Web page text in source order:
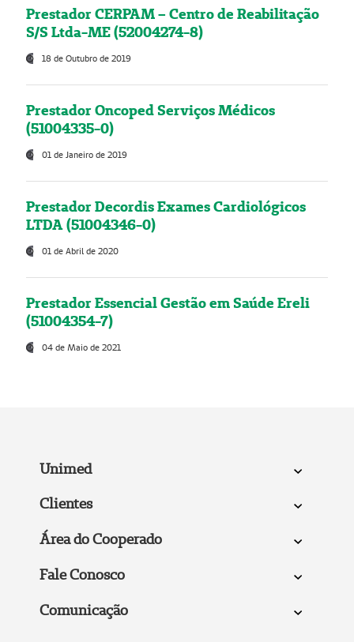
Prestador CERPAM – Centro de Reabilitação
S/S Ltda-ME (52004274-8)
18 de Outubro de 2019
Prestador Oncoped Serviços Médicos
(51004335-0)
01 de Janeiro de 2019
Prestador Decordis Exames Cardiológicos
LTDA (51004346-0)
01 de Abril de 2020
Prestador Essencial Gestão em Saúde Ereli
(51004354-7)
04 de Maio de 2021
Unimed
Clientes
Área do Cooperado
Fale Conosco
Comunicação